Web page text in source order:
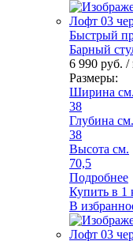
Быстрый
Барный
6 990 руб. /
Размеры:
Ширина см.
38
Глубина см.
38
Высота см.
70,5
Подробнее
Купить в 1
В